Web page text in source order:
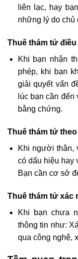
liên lạc, hay
những lý do chủ
Thuê thám tử điều
Khi bạn nhận
phép, khi bạn
giải quyết vấn
lúc bạn cần
bằng chứng.
Thuê thám tử
Khi người thân,
có dấu hiệu hay
Bạn cần cơ sở
Thuê thám tử xác
Khi bạn chưa
thông tin như:
qua công nghệ,